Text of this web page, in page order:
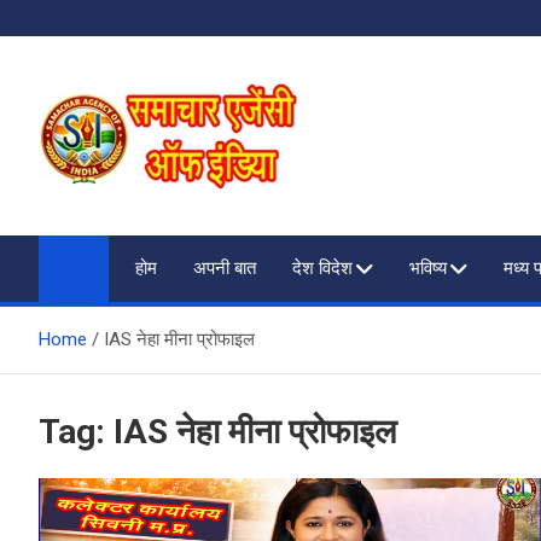
to
SAMACHAR AGENCY
होम अपनी बात देश विदेश भविष्य मध्य
Home IAS नेहा मीना प्रोफाइल
Tag: IAS नेहा मीना प्रोफाइल